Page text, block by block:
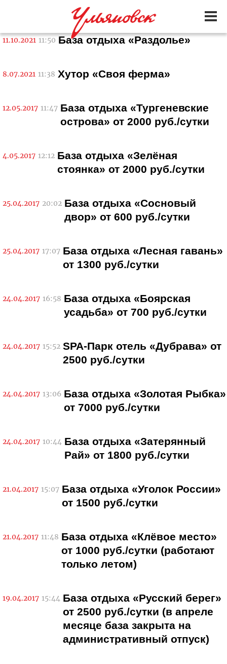
11.10.2021 11:50 База отдыха «Раздолье»
8.07.2021 11:38 Хутор «Своя ферма»
12.05.2017 11:47 База отдыха «Тургеневские
острова» от 2000 руб./сутки
4.05.2017 12:12 База отдыха «Зелёная
стоянка» от 2000 руб./сутки
25.04.2017 20:02 База отдыха «Сосновый
двор» от 600 руб./сутки
25.04.2017 17:07 База отдыха «Лесная гавань»
от 1300 руб./сутки
24.04.2017 16:58 База отдыха «Боярская
усадьба» от 700 руб./сутки
24.04.2017 15:52 SPA-Парк отель «Дубрава» от
2500 руб./сутки
24.04.2017 13:06 База отдыха «Золотая Рыбка»
от 7000 руб./сутки
24.04.2017 10:44 База отдыха «Затерянный
Рай» от 1800 руб./сутки
21.04.2017 15:07 База отдыха «Уголок России»
от 1500 руб./сутки
21.04.2017 11:48 База отдыха «Клёвое место»
от 1000 руб./сутки (работают
только летом)
19.04.2017 15:44 База отдыха «Русский берег»
от 2500 руб./сутки (в апреле
месяце база закрыта на
административный отпуск)